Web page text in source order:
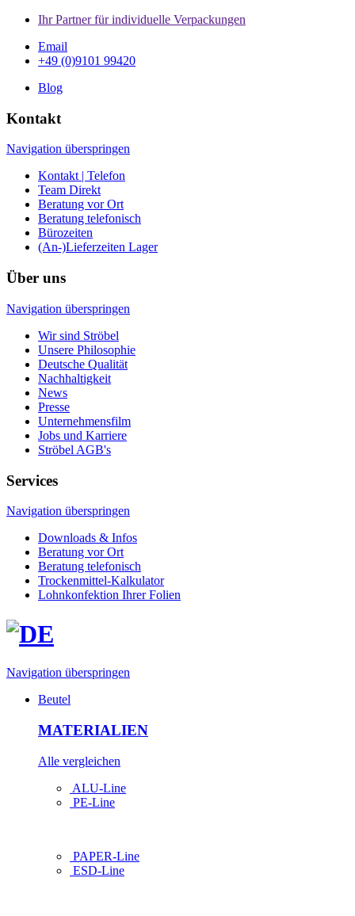
Ihr Partner für individuelle Verpackungen
Email
+49 (0)9101 99420
Blog
Kontakt
Navigation überspringen
Kontakt | Telefon
Team Direkt
Beratung vor Ort
Beratung telefonisch
Bürozeiten
(An-)Lieferzeiten Lager
Über uns
Navigation überspringen
Wir sind Ströbel
Unsere Philosophie
Deutsche Qualität
Nachhaltigkeit
News
Presse
Unternehmensfilm
Jobs und Karriere
Ströbel AGB's
Services
Navigation überspringen
Downloads & Infos
Beratung vor Ort
Beratung telefonisch
Trockenmittel-Kalkulator
Lohn­konfektion Ihrer Folien
Navigation überspringen
Beutel
MATERIALIEN
Alle vergleichen
ALU-Line
PE-Line
PAPER-Line
ESD-Line